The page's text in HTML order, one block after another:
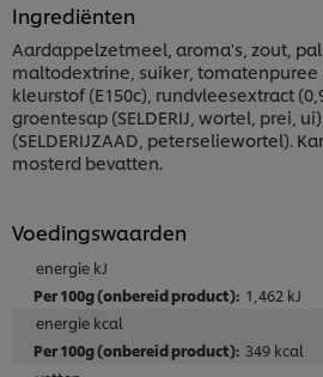
Ingrediënten
Aardappelzetmeel, aroma's, zout,
maltodextrine, suiker, tomatenpuree
kleurstof (E150c), rundvleesextract
groentesap (SELDERIJ, wortel, prei,
(SELDERIJZAAD, peterseliewortel).
mosterd bevatten.
Voedingswaarden
energie kJ
1,462 kJ
energie kcal
349 kcal